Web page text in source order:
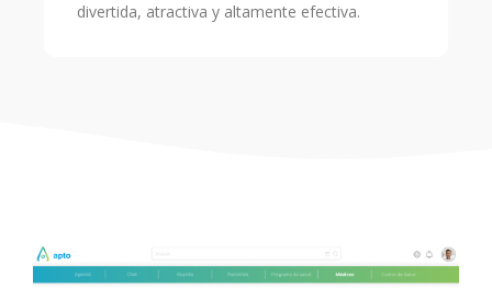
divertida, atractiva y altamente efectiva.